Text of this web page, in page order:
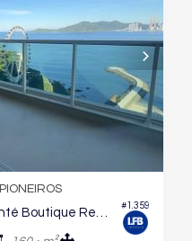
#1.359
PIONEIROS
Apartamento no Edifício Santé Boutique Residence